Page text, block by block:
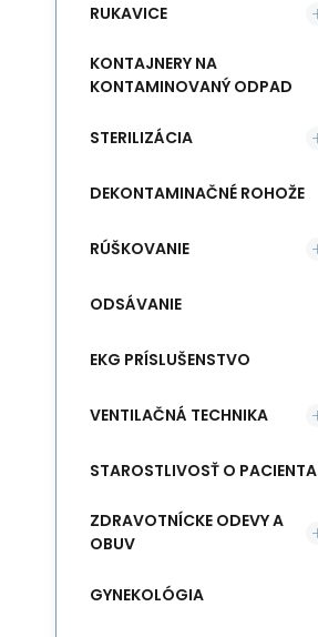
RUKAVICE
KONTAJNERY NA
KONTAMINOVANÝ ODPAD
STERILIZÁCIA
DEKONTAMINAČNÉ ROHOŽE
RÚŠKOVANIE
ODSÁVANIE
EKG PRÍSLUŠENSTVO
VENTILAČNÁ TECHNIKA
STAROSTLIVOSŤ O PACIENTA
ZDRAVOTNÍCKE ODEVY A
OBUV
GYNEKOLÓGIA